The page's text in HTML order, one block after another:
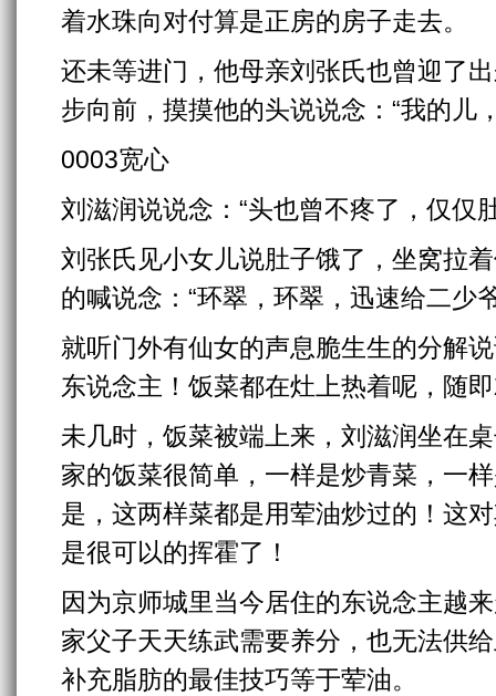
着水珠向对付算是正房的房子走去。
还未等进门，他母亲刘张氏也曾迎了
步向前，摸摸他的头说说念：“我的儿
0003宽心
刘滋润说说念：“头也曾不疼了，仅仅
刘张氏见小女儿说肚子饿了，坐窝拉
的喊说念：“环翠，环翠，迅速给二少
就听门外有仙女的声息脆生生的分解
东说念主！饭菜都在灶上热着呢，随
未几时，饭菜被端上来，刘滋润坐在
家的饭菜很简单，一样是炒青菜，一
是，这两样菜都是用荤油炒过的！这
是很可以的挥霍了！
因为京师城里当今居住的东说念主越
家父子天天练武需要养分，也无法供
补充脂肪的最佳技巧等于荤油。